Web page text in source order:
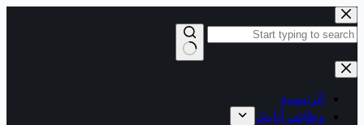
التجاوز
إلى
المحتوى
نتائج
الرئيسية
وظائف أنابيك